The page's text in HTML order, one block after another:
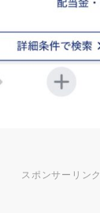
スポンサーリンク